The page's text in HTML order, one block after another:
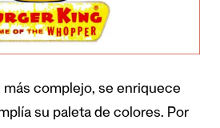
complejo, se enriquece
su paleta de colores. Por